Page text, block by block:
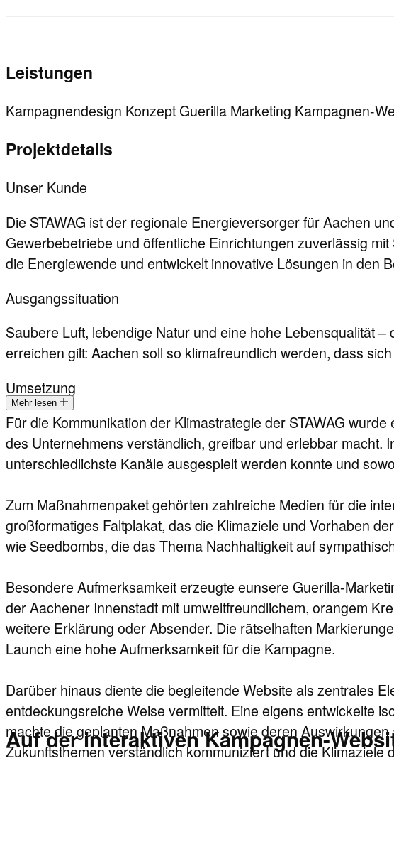
Leistungen
Kampagnendesign KonzeptGuerilla Marketing Kampagnen-
Projektdetails
Unser Kunde
Die STAWAG ist der regionale Energieversorger für Aachen
Gewerbebetriebe und öffentliche Einrichtungen zuverlässig
die Energiewende und entwickelt innovative Lösungen in den
Ausgangssituation
Saubere Luft, lebendige Natur und eine hohe Lebensqualität
erreichen gilt: Aachen soll so klimafreundlich werden, dass
Umsetzung
Für die Kommunikation der Klimastrategie der STAWAG
des Unternehmens verständlich, greifbar und erlebbar
unterschiedlichste Kanäle ausgespielt werden konnte und
Zum Maßnahmenpaket gehörten zahlreiche Medien für die
großformatiges Faltplakat, das die Klimaziele und Vorhaben
wie Seedbombs, die das Thema Nachhaltigkeit auf
Besondere Aufmerksamkeit erzeugte eunsere Guerilla-
der Aachener Innenstadt mit umweltfreundlichem, orangem
weitere Erklärung oder Absender. Die rätselhaften
Launch eine hohe Aufmerksamkeit für die Kampagne.
Darüber hinaus diente die begleitende Website als zentrales
entdeckungsreiche Weise vermittelt. Eine eigens entwickelte
machte die geplanten Maßnahmen sowie deren
Zukunftsthemen verständlich kommuniziert und die Klimaziele
Mehr lesen
Auf der interaktiven Kampagnen-